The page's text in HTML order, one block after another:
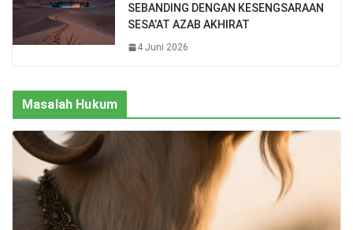
SEBANDING DENGAN KESENGSARAAN
SESA’AT AZAB AKHIRAT
4 Juni 2026
Masalah Hukum